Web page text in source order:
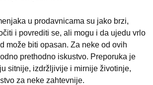
u prodavnicama su jako brzi,
i povrediti se, ali mogu i da ujedu vrlo
može biti opasan. Za neke od ovih
prethodno iskustvo. Preporuka je
sitnije, izdržljivije i mirnije životinje,
za neke zahtevnije.